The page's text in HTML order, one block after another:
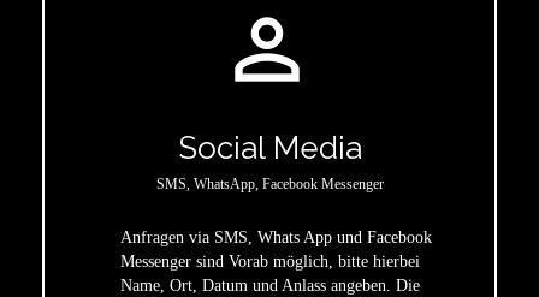
person_outline
Social Media
SMS, WhatsApp, Facebook Messenger
Anfragen via SMS, Whats App und Facebook
Messenger sind Vorab möglich, bitte hierbei
Name, Ort, Datum und Anlass angeben. Die